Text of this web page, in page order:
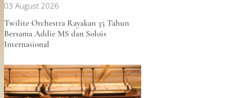
03 August 2026
Twilite Orchestra Rayakan 35 Tahun
Bersama Addie MS dan Solois
Internasional